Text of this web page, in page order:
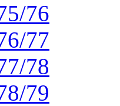
76
77
78
79